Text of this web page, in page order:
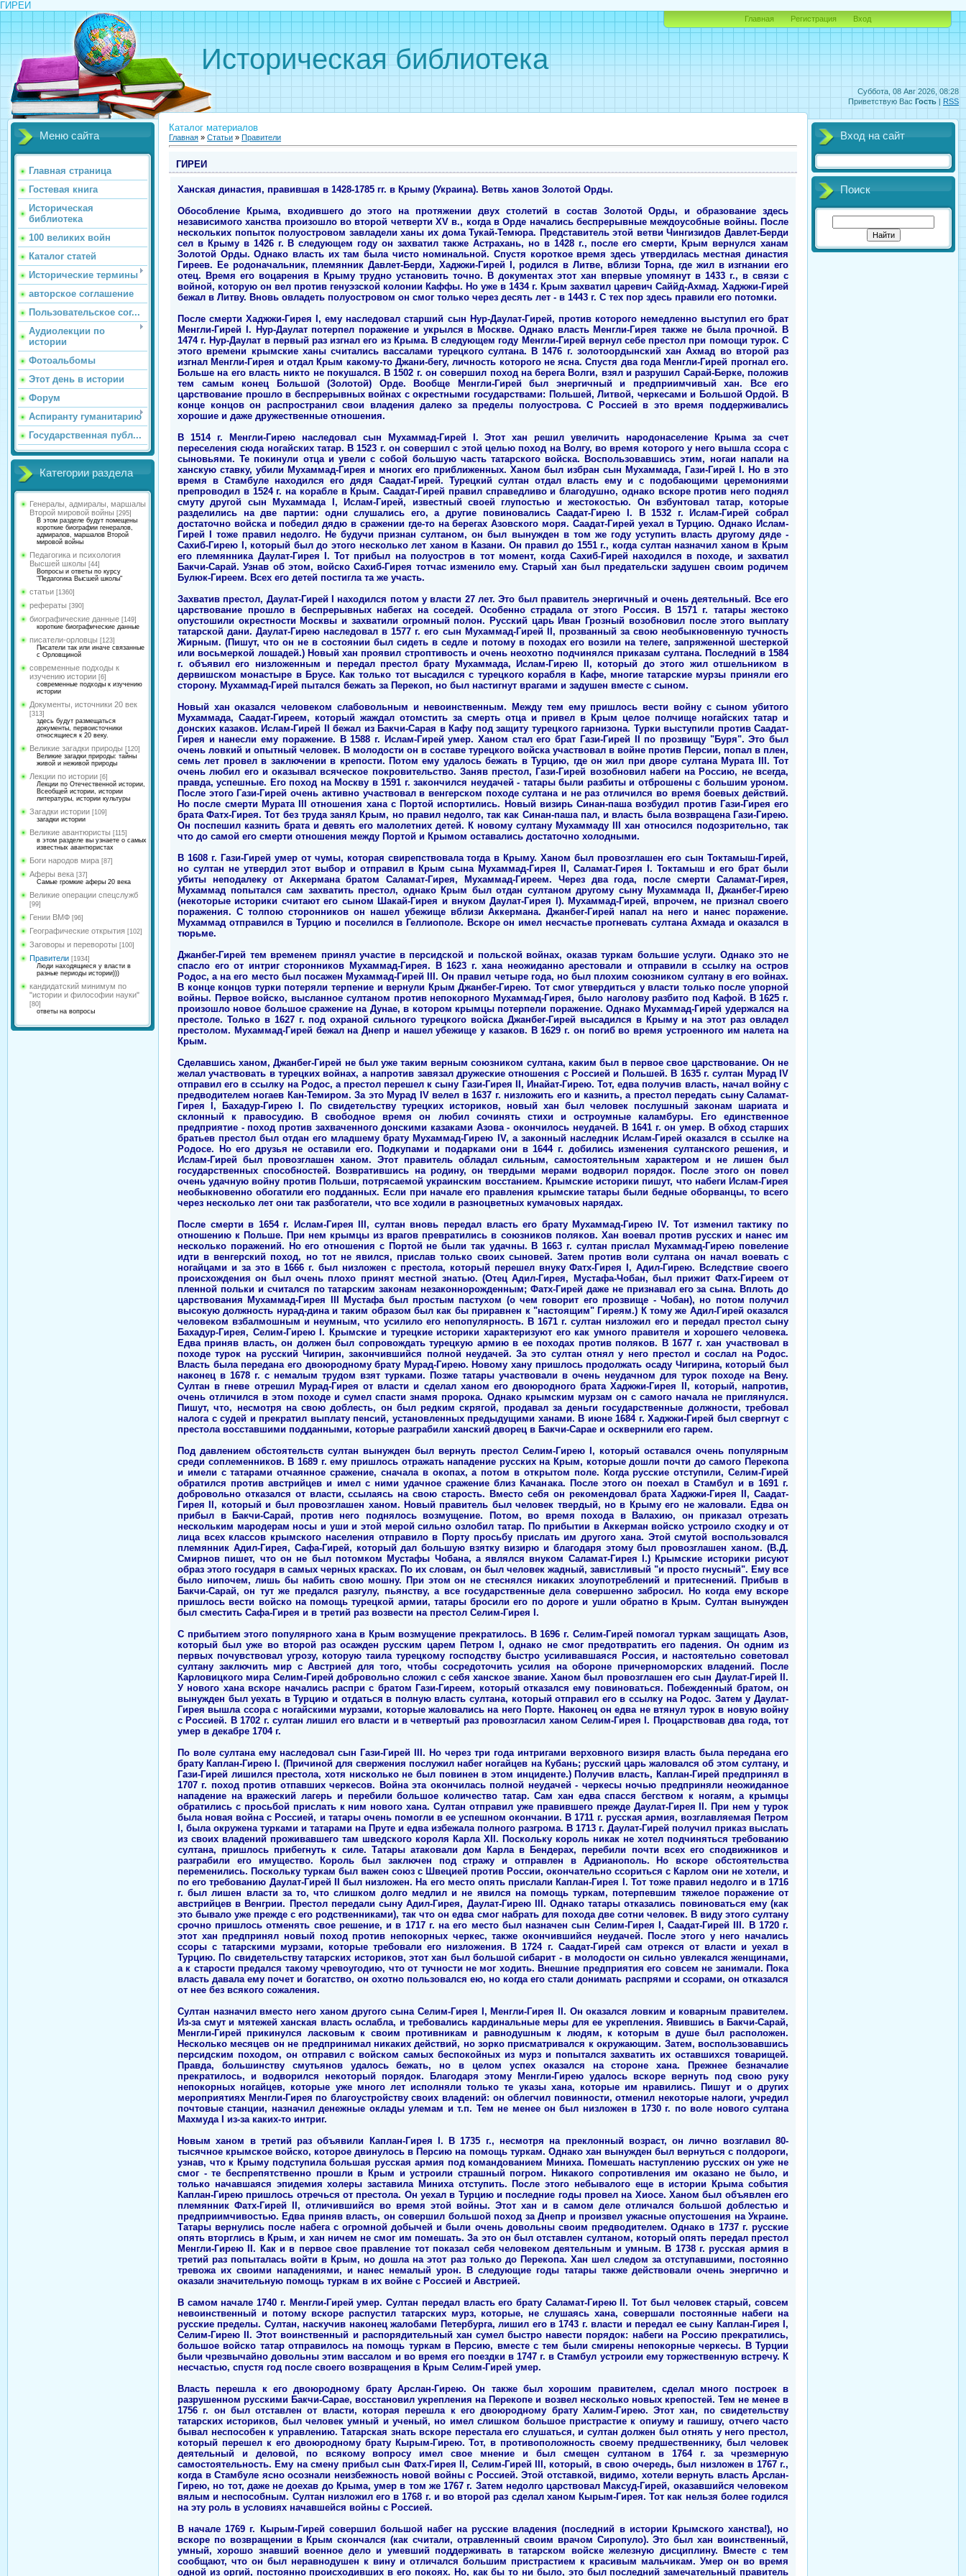
ГИРЕИ
Суббота, 08 Авг 2026, 08:28
Приветствую Вас Гость | RSS
Историческая библиотека
Главная Регистрация Вход
Меню сайта
Главная страница
Гостевая книга
Историческая
библиотека
100 великих войн
Каталог статей
Исторические термины
авторское соглашение
Пользовательское сог...
Аудиолекции по
истории
Фотоальбомы
Этот день в истории
Форум
Аспиранту гуманитарию
Государственная публ...
Категории раздела
Генералы, адмиралы, маршалы
Второй мировой войны [295]
В этом разделе будут помещены
короткие биографии генералов,
адмиралов, маршалов Второй
мировой войны
Педагогика и психология
Высшей школы [44]
Вопросы и ответы по курсу
"Педагогика Высшей школы"
статьи [1360]
рефераты [390]
биографические данные [149]
короткие биографические данные
писатели-орловцы [123]
Писатели так или иначе связанные
с Орловщиной
современные подходы к
изучению истории [6]
современные подходы к изучению
истории
Документы, источники 20 век
[313]
здесь будут размещаться
документы, первоисточники
относящиеся к 20 веку.
Великие загадки природы [120]
Великие загадки природы: тайны
живой и неживой природы
Лекции по истории [6]
Лекции по Отечественной истории,
Всеобщей истории, истории
литературы, истории культуры
Загадки истории [109]
загадки истории
Великие авантюристы [115]
в этом разделе вы узнаете о самых
известных авантюристах
Боги народов мира [87]
Аферы века [37]
Самые громкие аферы 20 века
Великие операции спецслужб
[99]
Гении ВМФ [96]
Географические открытия [102]
Заговоры и перевороты [100]
Правители [1934]
Люди находящиеся у власти в
разные периоды истории)))
кандидатский минимум по
"истории и философии науки"
[80]
ответы на вопросы
Каталог материалов
Главная » Статьи » Правители
ГИРЕИ
Ханская династия, правившая в 1428-1785 гг. в Крыму (Украина). Ветвь ханов Золотой Орды.
Обособление Крыма, входившего до этого на протяжении двух столетий в состав Золотой Орды, и образование здесь
независимого ханства произошло во второй четверти XV в., когда в Орде начались беспрерывные междоусобные войны. После
нескольких попыток полуостровом завладели ханы их дома Тукай-Темюра. Представитель этой ветви Чингизидов Давлет-Берди
сел в Крыму в 1426 г. В следующем году он захватил также Астрахань, но в 1428 г., после его смерти, Крым вернулся ханам
Золотой Орды. Однако власть их там была чисто номинальной. Спустя короткое время здесь утвердилась местная династия
Гиреев. Ее родоначальник, племянник Давлет-Берди, Хаджжи-Гирей I, родился в Литве, вблизи Торна, где жил в изгнании его
отец. Время его воцарения в Крыму трудно установить точно. В документах этот хан впервые упомянут в 1433 г., в связи с
войной, которую он вел против генуэзской колонии Каффы. Но уже в 1434 г. Крым захватил царевич Саййд-Ахмад. Хаджжи-Гирей
бежал в Литву. Вновь овладеть полуостровом он смог только через десять лет - в 1443 г. С тех пор здесь правили его потомки.
После смерти Хаджжи-Гирея I, ему наследовал старший сын Нур-Даулат-Гирей, против которого немедленно выступил его брат
Менгли-Гирей I. Нур-Даулат потерпел поражение и укрылся в Москве. Однако власть Менгли-Гирея также не была прочной. В
1474 г. Нур-Даулат в первый раз изгнал его из Крыма. В следующем году Менгли-Гирей вернул себе престол при помощи турок. С
этого времени крымские ханы считались вассалами турецкого султана. В 1476 г. золотоордынский хан Ахмад во второй раз
изгнал Менгли-Гирея и отдал Крым какому-то Джани-бегу, личность которого не ясна. Спустя два года Менгли-Гирей прогнал его.
Больше на его власть никто не покушался. В 1502 г. он совершил поход на берега Волги, взял и разрушил Сарай-Берке, положив
тем самым конец Большой (Золотой) Орде. Вообще Менгли-Гирей был энергичный и предприимчивый хан. Все его
царствование прошло в беспрерывных войнах с окрестными государствами: Польшей, Литвой, черкесами и Большой Ордой. В
конце концов он распространил свои владения далеко за пределы полуострова. С Россией в это время поддерживались
хорошие и даже дружественные отношения.
В 1514 г. Менгли-Гирею наследовал сын Мухаммад-Гирей I. Этот хан решил увеличить народонаселение Крыма за счет
переселения сюда ногайских татар. В 1523 г. он совершил с этой целью поход на Волгу, во время которого у него вышла ссора с
сыновьями. Те покинули отца и увели с собой большую часть татарского войска. Воспользовавшись этим, ногаи напали на
ханскую ставку, убили Мухаммад-Гирея и многих его приближенных. Ханом был избран сын Мухаммада, Гази-Гирей I. Но в это
время в Стамбуле находился его дядя Саадат-Гирей. Турецкий султан отдал власть ему и с подобающими церемониями
препроводил в 1524 г. на корабле в Крым. Саадат-Гирей правил справедливо и благодушно, однако вскоре против него поднял
смуту другой сын Мухаммада I, Ислам-Гирей, известный своей глупостью и жестокостью. Он взбунтовал татар, которые
разделились на две партии: одни слушались его, а другие повиновались Саадат-Гирею I. В 1532 г. Ислам-Гирей собрал
достаточно войска и победил дядю в сражении где-то на берегах Азовского моря. Саадат-Гирей уехал в Турцию. Однако Ислам-
Гирей I тоже правил недолго. Не будучи признан султаном, он был вынужден в том же году уступить власть другому дяде -
Сахиб-Гирею I, который был до этого несколько лет ханом в Казани. Он правил до 1551 г., когда султан назначил ханом в Крым
его племянника Даулат-Гирея I. Тот прибыл на полуостров в тот момент, когда Сахиб-Гирей находился в походе, и захватил
Бакчи-Сарай. Узнав об этом, войско Сахиб-Гирея тотчас изменило ему. Старый хан был предательски задушен своим родичем
Булюк-Гиреем. Всех его детей постигла та же участь.
Захватив престол, Даулат-Гирей I находился потом у власти 27 лет. Это был правитель энергичный и очень деятельный. Все его
царствование прошло в беспрерывных набегах на соседей. Особенно страдала от этого Россия. В 1571 г. татары жестоко
опустошили окрестности Москвы и захватили огромный полон. Русский царь Иван Грозный возобновил после этого выплату
татарской дани. Даулат-Гирею наследовал в 1577 г. его сын Мухаммад-Гирей II, прозванный за свою необыкновенную тучность
Жирным. (Пишут, что он не в состоянии был сидеть в седле и потому в походах его возили на телеге, запряженной шестеркой
или восьмеркой лошадей.) Новый хан проявил строптивость и очень неохотно подчинялся приказам султана. Последний в 1584
г. объявил его низложенным и передал престол брату Мухаммада, Ислам-Гирею II, который до этого жил отшельником в
дервишском монастыре в Брусе. Как только тот высадился с турецкого корабля в Кафе, многие татарские мурзы приняли его
сторону. Мухаммад-Гирей пытался бежать за Перекоп, но был настигнут врагами и задушен вместе с сыном.
Новый хан оказался человеком слабовольным и невоинственным. Между тем ему пришлось вести войну с сыном убитого
Мухаммада, Саадат-Гиреем, который жаждал отомстить за смерть отца и привел в Крым целое полчище ногайских татар и
донских казаков. Ислам-Гирей II бежал из Бакчи-Сарая в Кафу под защиту турецкого гарнизона. Турки выступили против Саадат-
Гирея и нанесли ему поражение. В 1588 г. Ислам-Гирей умер. Ханом стал его брат Гази-Гирей II по прозвищу "Буря". Это был
очень ловкий и опытный человек. В молодости он в составе турецкого войска участвовал в войне против Персии, попал в плен,
семь лет провел в заключении в крепости. Потом ему удалось бежать в Турцию, где он жил при дворе султана Мурата III. Тот
очень любил его и оказывал всяческое покровительство. Заняв престол, Гази-Гирей возобновил набеги на Россию, не всегда,
правда, успешные. Его поход на Москву в 1591 г. закончился неудачей - татары были разбиты и отброшены с большим уроном.
После этого Гази-Гирей очень активно участвовал в венгерском походе султана и не раз отличился во время боевых действий.
Но после смерти Мурата III отношения хана с Портой испортились. Новый визирь Синан-паша возбудил против Гази-Гирея его
брата Фатх-Гирея. Тот без труда занял Крым, но правил недолго, так как Синан-паша пал, и власть была возвращена Гази-Гирею.
Он поспешил казнить брата и девять его малолетних детей. К новому султану Мухаммаду III хан относился подозрительно, так
что до самой его смерти отношения между Портой и Крымом оставались достаточно холодными.
В 1608 г. Гази-Гирей умер от чумы, которая свирепствовала тогда в Крыму. Ханом был провозглашен его сын Токтамыш-Гирей,
но султан не утвердил этот выбор и отправил в Крым сына Мухаммад-Гирея II, Саламат-Гирея I. Токтамыш и его брат были
убиты неподалеку от Аккермана братом Саламат-Гирея, Мухаммад-Гиреем. Через два года, после смерти Саламат-Гирея,
Мухаммад попытался сам захватить престол, однако Крым был отдан султаном другому сыну Мухаммада II, Джанбег-Гирею
(некоторые историки считают его сыном Шакай-Гирея и внуком Даулат-Гирея I). Мухаммад-Гирей, впрочем, не признал своего
поражения. С толпою сторонников он нашел убежище вблизи Аккермана. Джанбег-Гирей напал на него и нанес поражение.
Мухаммад отправился в Турцию и поселился в Геллиополе. Вскоре он имел несчастье прогневать султана Ахмада и оказался в
тюрьме.
Джанбег-Гирей тем временем принял участие в персидской и польской войнах, оказав туркам большие услуги. Однако это не
спасло его от интриг сторонников Мухаммад-Гирея. В 1623 г. хана неожиданно арестовали и отправили в ссылку на остров
Родос, а на его место был посажен Мухаммад-Гирей III. Он правил четыре года, но был плохим союзником султану в его войнах.
В конце концов турки потеряли терпение и вернули Крым Джанбег-Гирею. Тот смог утвердиться у власти только после упорной
войны. Первое войско, высланное султаном против непокорного Мухаммад-Гирея, было наголову разбито под Кафой. В 1625 г.
произошло новое большое сражение на Дунае, в котором крымцы потерпели поражение. Однако Мухаммад-Гирей удержался на
престоле. Только в 1627 г. под охраной сильного турецкого войска Джанбег-Гирей высадился в Крыму и на этот раз овладел
престолом. Мухаммад-Гирей бежал на Днепр и нашел убежище у казаков. В 1629 г. он погиб во время устроенного им налета на
Крым.
Сделавшись ханом, Джанбег-Гирей не был уже таким верным союзником султана, каким был в первое свое царствование. Он не
желал участвовать в турецких войнах, а напротив завязал дружеские отношения с Россией и Польшей. В 1635 г. султан Мурад IV
отправил его в ссылку на Родос, а престол перешел к сыну Гази-Гирея II, Инайат-Гирею. Тот, едва получив власть, начал войну с
предводителем ногаев Кан-Темиром. За это Мурад IV велел в 1637 г. низложить его и казнить, а престол передать сыну Саламат-
Гирея I, Бахадур-Гирею I. По свидетельству турецких историков, новый хан был человек послушный законам шариата и
склонный к правосудию. В свободное время он любил сочинять стихи и остроумные каламбуры. Его единственное
предприятие - поход против захваченного донскими казаками Азова - окончилось неудачей. В 1641 г. он умер. В обход старших
братьев престол был отдан его младшему брату Мухаммад-Гирею IV, а законный наследник Ислам-Гирей оказался в ссылке на
Родосе. Но его друзья не оставили его. Подкупами и подарками они в 1644 г. добились изменения султанского решения, и
Ислам-Гирей был провозглашен ханом. Этот правитель обладал сильным, самостоятельным характером и не лишен был
государственных способностей. Возвратившись на родину, он твердыми мерами водворил порядок. После этого он повел
очень удачную войну против Польши, потрясаемой украинским восстанием. Крымские историки пишут, что набеги Ислам-Гирея
необыкновенно обогатили его подданных. Если при начале его правления крымские татары были бедные оборванцы, то всего
через несколько лет они так разбогатели, что все ходили в разноцветных кумачовых нарядах.
После смерти в 1654 г. Ислам-Гирея III, султан вновь передал власть его брату Мухаммад-Гирею IV. Тот изменил тактику по
отношению к Польше. При нем крымцы из врагов превратились в союзников поляков. Хан воевал против русских и нанес им
несколько поражений. Но его отношения с Портой не были так удачны. В 1663 г. султан прислал Мухаммад-Гирею повеление
идти в венгерский поход, но тот не явился, прислав только своих сыновей. Затем против воли султана он начал воевать с
ногайцами и за это в 1666 г. был низложен с престола, который перешел внуку Фатх-Гирея I, Адил-Гирею. Вследствие своего
происхождения он был очень плохо принят местной знатью. (Отец Адил-Гирея, Мустафа-Чобан, был прижит Фатх-Гиреем от
пленной польки и считался по татарским законам незаконнорожденным; Фатх-Гирей даже не признавал его за сына. Вплоть до
царствования Мухаммад-Гирея III Мустафа был простым пастухом (о чем говорит его прозвище - Чобан), но потом получил
высокую должность нурад-дина и таким образом был как бы приравнен к "настоящим" Гиреям.) К тому же Адил-Гирей оказался
человеком взбалмошным и неумным, что усилило его непопулярность. В 1671 г. султан низложил его и передал престол сыну
Бахадур-Гирея, Селим-Гирею I. Крымские и турецкие историки характеризуют его как умного правителя и хорошего человека.
Едва приняв власть, он должен был сопровождать турецкую армию в ее походах против поляков. В 1677 г. хан участвовал в
походе турок на русский Чигирин, закончившийся полной неудачей. За это султан отнял у него престол и сослал на Родос.
Власть была передана его двоюродному брату Мурад-Гирею. Новому хану пришлось продолжать осаду Чигирина, который был
наконец в 1678 г. с немалым трудом взят турками. Позже татары участвовали в очень неудачном для турок походе на Вену.
Султан в гневе отрешил Мурад-Гирея от власти и сделал ханом его двоюродного брата Хаджжи-Гирея II, который, напротив,
очень отличился в этом походе и сумел спасти знамя пророка. Однако крымским мурзам он с самого начала не приглянулся.
Пишут, что, несмотря на свою доблесть, он был редким скрягой, продавал за деньги государственные должности, требовал
налога с судей и прекратил выплату пенсий, установленных предыдущими ханами. В июне 1684 г. Хаджжи-Гирей был свергнут с
престола восставшими подданными, которые разграбили ханский дворец в Бакчи-Сарае и осквернили его гарем.
Под давлением обстоятельств султан вынужден был вернуть престол Селим-Гирею I, который оставался очень популярным
среди соплеменников. В 1689 г. ему пришлось отражать нападение русских на Крым, которые дошли почти до самого Перекопа
и имели с татарами отчаянное сражение, сначала в окопах, а потом в открытом поле. Когда русские отступили, Селим-Гирей
обратился против австрийцев и имел с ними удачное сражение близ Качанака. После этого он поехал в Стамбул и в 1691 г.
добровольно отказался от власти, ссылаясь на свою старость. Вместо себя он рекомендовал брата Хаджжи-Гирея II, Саадат-
Гирея II, который и был провозглашен ханом. Новый правитель был человек твердый, но в Крыму его не жаловали. Едва он
прибыл в Бакчи-Сарай, против него поднялось возмущение. Потом, во время похода в Валахию, он приказал отрезать
нескольким мародерам носы и уши и этой мерой сильно озлобил татар. По прибытии в Аккерман войско устроило сходку и от
лица всех классов крымского населения отправило в Порту просьбу прислать им другого хана. Этой смутой воспользовался
племянник Адил-Гирея, Сафа-Гирей, который дал большую взятку визирю и благодаря этому был провозглашен ханом. (В.Д.
Смирнов пишет, что он не был потомком Мустафы Чобана, а являлся внуком Саламат-Гирея I.) Крымские историки рисуют
образ этого государя в самых черных красках. По их словам, он был человек жадный, завистливый "и просто гнусный". Ему все
было нипочем, лишь бы набить свою мошну. При этом он не стеснялся никаких злоупотреблений и притеснений. Прибыв в
Бакчи-Сарай, он тут же предался разгулу, пьянству, а все государственные дела совершенно забросил. Но когда ему вскоре
пришлось вести войско на помощь турецкой армии, татары бросили его по дороге и ушли обратно в Крым. Султан вынужден
был сместить Сафа-Гирея и в третий раз возвести на престол Селим-Гирея I.
С прибытием этого популярного хана в Крым возмущение прекратилось. В 1696 г. Селим-Гирей помогал туркам защищать Азов,
который был уже во второй раз осажден русским царем Петром I, однако не смог предотвратить его падения. Он одним из
первых почувствовал угрозу, которую таила турецкому господству быстро усиливавшаяся Россия, и настоятельно советовал
султану заключить мир с Австрией для того, чтобы сосредоточить усилия на обороне причерноморских владений. После
Карловицкого мира Селим-Гирей добровольно сложил с себя ханское звание. Ханом был провозглашен его сын Даулат-Гирей II.
У нового хана вскоре начались распри с братом Гази-Гиреем, который отказался ему повиноваться. Побежденный братом, он
вынужден был уехать в Турцию и отдаться в полную власть султана, который отправил его в ссылку на Родос. Затем у Даулат-
Гирея вышла ссора с ногайскими мурзами, которые жаловались на него Порте. Наконец он едва не втянул турок в новую войну
с Россией. В 1702 г. султан лишил его власти и в четвертый раз провозгласил ханом Селим-Гирея I. Процарствовав два года, тот
умер в декабре 1704 г.
По воле султана ему наследовал сын Гази-Гирей III. Но через три года интригами верховного визиря власть была передана его
брату Каплан-Гирею I. (Причиной для свержения послужил набег ногайцев на Кубань; русский царь жаловался об этом султану, и
Гази-Гирей лишился престола, хотя нисколько не был повинен в этом инциденте.) Получив власть, Каплан-Гирей предпринял в
1707 г. поход против отпавших черкесов. Война эта окончилась полной неудачей - черкесы ночью предприняли неожиданное
нападение на вражеский лагерь и перебили большое количество татар. Сам хан едва спасся бегством к ногаям, а крымцы
обратились с просьбой прислать к ним нового хана. Султан отправил уже правившего прежде Даулат-Гирея II. При нем у турок
была новая война с Россией, и татары очень помогли в ее успешном окончании. В 1711 г. русская армия, возглавляемая Петром
I, была окружена турками и татарами на Пруте и едва избежала полного разгрома. В 1713 г. Даулат-Гирей получил приказ выслать
из своих владений проживавшего там шведского короля Карла XII. Поскольку король никак не хотел подчиняться требованию
султана, пришлось прибегнуть к силе. Татары атаковали дом Карла в Бендерах, перебили почти всех его сподвижников и
разграбили его имущество. Король был заключен под стражу и отправлен в Адрианополь. Но вскоре обстоятельства
переменились. Поскольку туркам был важен союз с Швецией против России, окончательно ссориться с Карлом они не хотели, и
по его требованию Даулат-Гирей II был низложен. На его место опять прислали Каплан-Гирея I. Тот тоже правил недолго и в 1716
г. был лишен власти за то, что слишком долго медлил и не явился на помощь туркам, потерпевшим тяжелое поражение от
австрийцев в Венгрии. Престол передали сыну Адил-Гирея, Даулат-Гирею III. Однако татары отказались повиноваться ему (как
это бывало уже прежде с его родственниками), так что он едва смог набрать для похода две сотни человек. В виду этого султану
срочно пришлось отменять свое решение, и в 1717 г. на его место был назначен сын Селим-Гирея I, Саадат-Гирей III. В 1720 г.
этот хан предпринял новый поход против непокорных черкес, также окончившийся неудачей. После этого у него начались
ссоры с татарскими мурзами, которые требовали его низложения. В 1724 г. Саадат-Гирей сам отрекся от власти и уехал в
Турцию. По свидетельству татарских историков, этот хан был большой сибарит - в молодости он сильно увлекался женщинами,
а к старости предался такому чревоугодию, что от тучности не мог ходить. Внешние предприятия его совсем не занимали. Пока
власть давала ему почет и богатство, он охотно пользовался ею, но когда его стали донимать распрями и ссорами, он отказался
от нее без всякого сожаления.
Султан назначил вместо него ханом другого сына Селим-Гирея I, Менгли-Гирея II. Он оказался ловким и коварным правителем.
Из-за смут и мятежей ханская власть ослабла, и требовались кардинальные меры для ее укрепления. Явившись в Бакчи-Сарай,
Менгли-Гирей прикинулся ласковым к своим противникам и равнодушным к людям, к которым в душе был расположен.
Несколько месяцев он не предпринимал никаких действий, но зорко присматривался к окружающим. Затем, воспользовавшись
персидским походом, он отправил с войском самых беспокойных из мурз и попытался захватить их оставшихся товарищей.
Правда, большинству смутьянов удалось бежать, но в целом успех оказался на стороне хана. Прежнее безначалие
прекратилось, и водворился некоторый порядок. Благодаря этому Менгли-Гирею удалось вскоре вернуть под свою руку
непокорных ногайцев, которые уже много лет исполняли только те указы хана, которые им нравились. Пишут и о других
мероприятиях Менгли-Гирея по благоустройству своих владений: он облегчил повинности, отменил некоторые налоги, учредил
почтовые станции, назначил денежные оклады улемам и т.п. Тем не менее он был низложен в 1730 г. по воле нового султана
Махмуда I из-за каких-то интриг.
Новым ханом в третий раз объявили Каплан-Гирея I. В 1735 г., несмотря на преклонный возраст, он лично возглавил 80-
тысячное крымское войско, которое двинулось в Персию на помощь туркам. Однако хан вынужден был вернуться с полдороги,
узнав, что к Крыму подступила большая русская армия под командованием Миниха. Помешать наступлению русских он уже не
смог - те беспрепятственно прошли в Крым и устроили страшный погром. Никакого сопротивления им оказано не было, и
только начавшаяся эпидемия холеры заставила Миниха отступить. После этого небывалого еще в истории Крыма события
Каплан-Гирею пришлось отречься от престола. Он уехал в Турцию и последние годы провел на Хиосе. Ханом был объявлен его
племянник Фатх-Гирей II, отличившийся во время этой войны. Этот хан и в самом деле отличался большой доблестью и
предприимчивостью. Едва приняв власть, он совершил большой поход за Днепр и произвел ужасные опустошения на Украине.
Татары вернулись после набега с огромной добычей и были очень довольны своим предводителем. Однако в 1737 г. русские
опять вторглись в Крым, и хан ничем не смог им помешать. За это он был отставлен султаном, который опять передал престол
Менгли-Гирею II. Как и в первое свое правление тот показал себя человеком деятельным и умным. В 1738 г. русская армия в
третий раз попыталась войти в Крым, но дошла на этот раз только до Перекопа. Хан шел следом за отступавшими, постоянно
тревожа их своими нападениями, и нанес немалый урон. В следующие годы татары также действовали очень энергично и
оказали значительную помощь туркам в их войне с Россией и Австрией.
В самом начале 1740 г. Менгли-Гирей умер. Султан передал власть его брату Саламат-Гирею II. Тот был человек старый, совсем
невоинственный и потому вскоре распустил татарских мурз, которые, не слушаясь хана, совершали постоянные набеги на
русские пределы. Султан, наскучив наконец жалобами Петербурга, лишил его в 1743 г. власти и передал ее сыну Каплан-Гирея I,
Селим-Гирею II. Этот воинственный и распорядительный хан сумел быстро навести порядок: набеги на Россию прекратились,
большое войско татар отправилось на помощь туркам в Персию, вместе с тем были смирены непокорные черкесы. В Турции
были чрезвычайно довольны этим вассалом и во время его поездки в 1747 г. в Стамбул устроили ему торжественную встречу. К
несчастью, спустя год после своего возвращения в Крым Селим-Гирей умер.
Власть перешла к его двоюродному брату Арслан-Гирею. Он также был хорошим правителем, сделал много построек в
разрушенном русскими Бакчи-Сарае, восстановил укрепления на Перекопе и возвел несколько новых крепостей. Тем не менее в
1756 г. он был отставлен от власти, которая перешла к его двоюродному брату Халим-Гирею. Этот хан, по свидетельству
татарских историков, был человек умный и ученый, но имел слишком большое пристрастие к опиуму и гашишу, отчего часто
бывал неспособен к управлению. Татарская знать вскоре перестала его слушаться, и султан должен был отнять у него престол,
который перешел к его двоюродному брату Кырым-Гирею. Тот, в противоположность своему предшественнику, был человек
деятельный и деловой, по всякому вопросу имел свое мнение и был смещен султаном в 1764 г. за чрезмерную
самостоятельность. Ему на смену прибыл сын Фатх-Гирея II, Селим-Гирей III, который, в свою очередь, был низложен в 1767 г.,
когда в Стамбуле ясно осознали неизбежность новой войны с Россией. Этой отставкой, видимо, хотели вернуть власть Арслан-
Гирею, но тот, даже не доехав до Крыма, умер в том же 1767 г. Затем недолго царствовал Максуд-Гирей, оказавшийся человеком
вялым и неспособным. Султан низложил его в 1768 г. и во второй раз сделал ханом Кырым-Гирея. Тот как нельзя более годился
на эту роль в условиях начавшейся войны с Россией.
В начале 1769 г. Кырым-Гирей совершил большой набег на русские владения (последний в истории Крымского ханства!), но
вскоре по возвращении в Крым скончался (как считали, отравленный своим врачом Сиропуло). Это был хан воинственный,
умный, хорошо знавший военное дело и умевший поддерживать в татарском войске железную дисциплину. Вместе с тем
сообщают, что он был неравнодушен к вину и отличался большим пристрастием к красивым мальчикам. Умер он во время
одной из оргий, постоянно происходивших в его покоях. Но, как бы то ни было, это был последний замечательный правитель
Вход на сайт
Поиск